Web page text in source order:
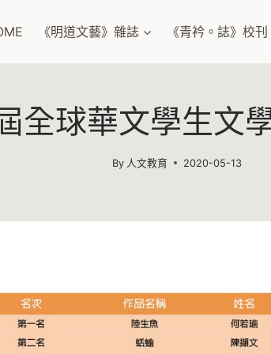
《明道文藝》雜誌 《青衿。誌》校刊
全球華文學生文
By 人文教育 2020-05-13